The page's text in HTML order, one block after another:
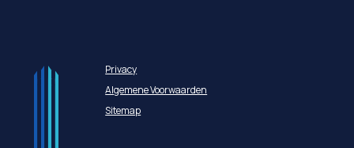
Privacy
Algemene Voorwaarden
Sitemap